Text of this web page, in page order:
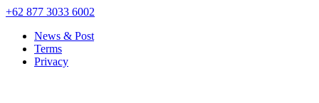
+62 877 3033 6002
News & Post
Terms
Privacy